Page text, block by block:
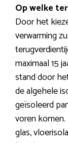
Op welke
Door het
verwarming
maximaal 15
stand door
de algehele
geïsoleerd
voren
glas,